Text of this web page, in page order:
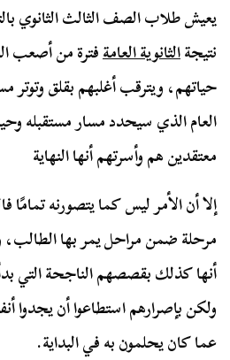
يعيش طلاب الصف الثالث الثانوي
نتيجةالثانوية العامةفترة من أصعب
حياتهم، ويترقب أغلبهم بقلق وتوتر
العام الذي سيحدد مسار مستقبله
معتقدين هم وأسرتهم أنها النهاية
إلا أن الأمر ليس كما يتصورنه تمامًا
مرحلة ضمن مراحل يمر بها
أنها كذلك بقصصهم الناجحة التي
ولكن بإصرارهم استطاعوا أن
عما كان يحلمون به في البداية.